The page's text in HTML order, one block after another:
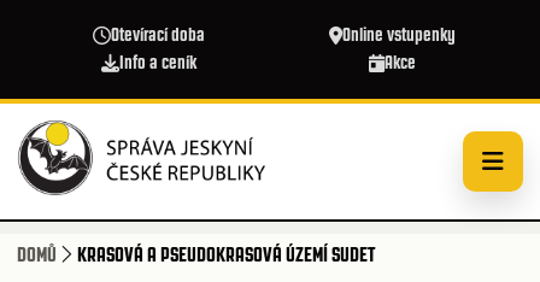
Otevírací doba
Online vstupenky
Info a ceník
Akce
DOMŮ KRASOVÁ A PSEUDOKRASOVÁ ÚZEMÍ SUDET